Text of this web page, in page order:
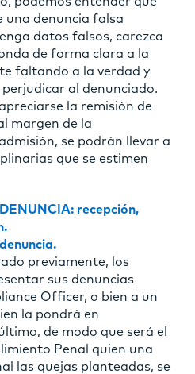
una denuncia falsa
datos falsos, carezca
de forma clara a la
faltando a la verdad y
al denunciado.
la remisión de
margen de la
se podrán llevar a
que se estimen
recepción,
previamente, los
sus denuncias
Officer, o bien a un
la pondrá en
de modo que será el
Penal quien una
las quejas planteadas, se